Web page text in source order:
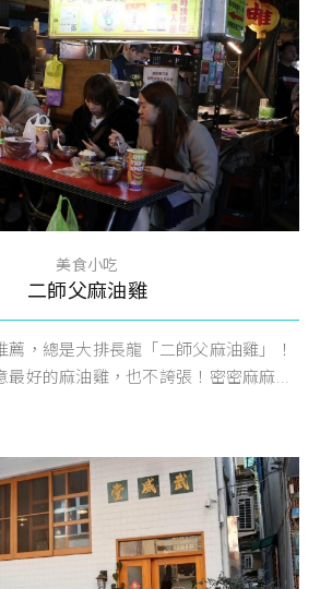
美食小吃
二師父麻油雞
薦，總是大排長龍「二師父麻油雞」！
最好的麻油雞，也不誇張！密密麻麻...